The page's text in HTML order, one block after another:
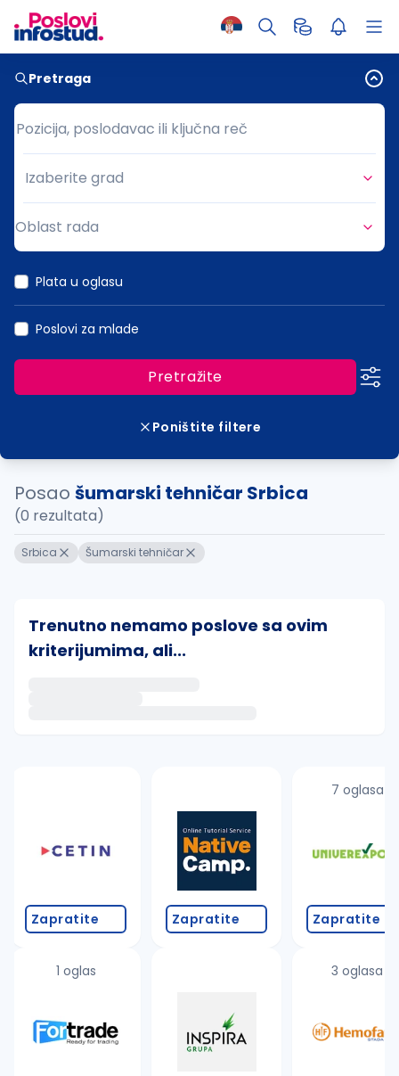
Pretraga
Pozicija, poslodavac ili ključna reč
Pozicija, poslodavac ili ključna reč
Grad
Izaberite grad
Oblast rada
Plata u oglasu
Poslovi za mlade
Pretražite
Poništite filtere
Posao šumarski tehničar Srbica
(0 rezultata)
Srbica Šumarski tehničar
Trenutno nemamo poslove sa ovim
kriterijumima, ali...
proverite pravopisne greške (koristite č, ć, š, đ,
povećajte radijus za odabrani grad
promenite odabrane filtere pretrage
Zapratite
1 oglas
Zapratite
7 oglasa
Zapratite
3 oglasa